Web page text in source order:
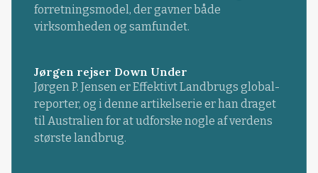
forretningsmodel, der gavner både
virksomheden og samfundet.
Jørgen rejser Down Under
Jørgen P. Jensen er Effektivt Landbrugs global-
reporter, og i denne artikelserie er han draget
til Australien for at udforske nogle af verdens
største landbrug.